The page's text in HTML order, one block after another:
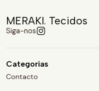
MERAKI. Tecidos
Siga-nos
Categorias
Contacto